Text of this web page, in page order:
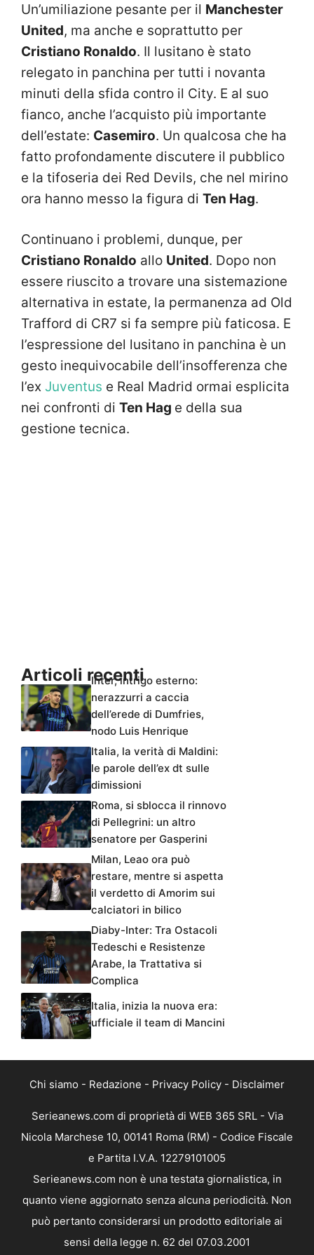
Un’umiliazione pesante per il Manchester
United, ma anche e soprattutto per
Cristiano Ronaldo. Il lusitano è stato
relegato in panchina per tutti i novanta
minuti della sfida contro il City. E al suo
fianco, anche l’acquisto più importante
dell’estate: Casemiro. Un qualcosa che ha
fatto profondamente discutere il pubblico
e la tifoseria dei Red Devils, che nel mirino
ora hanno messo la figura di Ten Hag.
Continuano i problemi, dunque, per
Cristiano Ronaldo allo United. Dopo non
essere riuscito a trovare una sistemazione
alternativa in estate, la permanenza ad Old
Trafford di CR7 si fa sempre più faticosa. E
l’espressione del lusitano in panchina è un
gesto inequivocabile dell’insofferenza che
l’ex Juventus e Real Madrid ormai esplicita
nei confronti di Ten Hag e della sua
gestione tecnica.
Articoli recentiInter, intrigo esterno:
nerazzurri a caccia
dell’erede di Dumfries,
nodo Luis Henrique
Italia, la verità di Maldini:
le parole dell’ex dt sulle
dimissioni
Roma, si sblocca il rinnovo
di Pellegrini: un altro
senatore per Gasperini
Milan, Leao ora può
restare, mentre si aspetta
il verdetto di Amorim sui
calciatori in bilico
Diaby-Inter: Tra Ostacoli
Tedeschi e Resistenze
Arabe, la Trattativa si
Complica
Italia, inizia la nuova era:
ufficiale il team di Mancini
Chi siamo - Redazione - Privacy Policy - Disclaimer
Serieanews.com di proprietà di WEB 365 SRL - Via
Nicola Marchese 10, 00141 Roma (RM) - Codice Fiscale
e Partita I.V.A. 12279101005
Serieanews.com non è una testata giornalistica, in
quanto viene aggiornato senza alcuna periodicità. Non
può pertanto considerarsi un prodotto editoriale ai
sensi della legge n. 62 del 07.03.2001